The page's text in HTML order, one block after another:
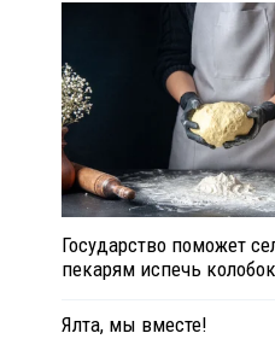
Государство поможет
пекарям испечь колобок
Ялта, мы вместе!